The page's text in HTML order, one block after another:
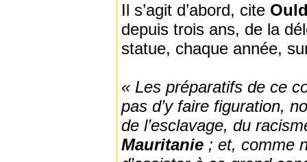
Il s’agit d’abord, cite
depuis trois ans, de la
statue, chaque année,
« Les préparatifs de ce
pas d’y faire figuration,
de l’esclavage, du
Mauritanie ; et, comme